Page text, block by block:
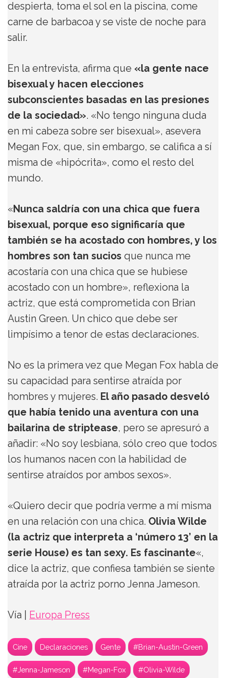
despierta, toma el sol en la piscina, come
carne de barbacoa y se viste de noche para
salir.
En la entrevista, afirma que «la gente nace
bisexual y hacen elecciones
subconscientes basadas en las presiones
de la sociedad». «No tengo ninguna duda
en mi cabeza sobre ser bisexual», asevera
Megan Fox, que, sin embargo, se califica a sí
misma de «hipócrita», como el resto del
mundo.
«Nunca saldría con una chica que fuera
bisexual, porque eso significaría que
también se ha acostado con hombres, y los
hombres son tan sucios que nunca me
acostaría con una chica que se hubiese
acostado con un hombre», reflexiona la
actriz, que está comprometida con Brian
Austin Green. Un chico que debe ser
limpísimo a tenor de estas declaraciones.
No es la primera vez que Megan Fox habla de
su capacidad para sentirse atraída por
hombres y mujeres. El año pasado desveló
que había tenido una aventura con una
bailarina de striptease, pero se apresuró a
añadir: «No soy lesbiana, sólo creo que todos
los humanos nacen con la habilidad de
sentirse atraídos por ambos sexos».
«Quiero decir que podría verme a mí misma
en una relación con una chica. Olivia Wilde
(la actriz que interpreta a ‘número 13’ en la
serie House) es tan sexy. Es fascinante«,
dice la actriz, que confiesa también se siente
atraída por la actriz porno Jenna Jameson.
Vía | Europa Press
Cine Declaraciones Gente #Brian-Austin-Green
#Jenna-Jameson #Megan-Fox #Olivia-Wilde